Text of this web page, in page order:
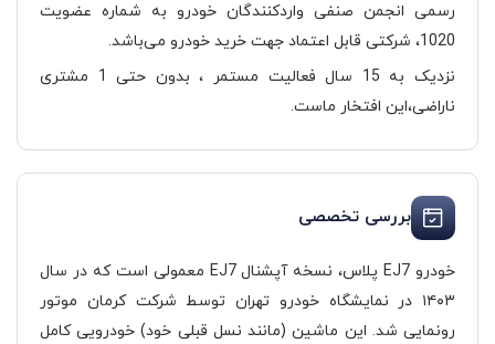
رسمی انجمن صنفی واردکنندگان خودرو به شماره عضویت
1020، شرکتی قابل اعتماد جهت خرید خودرو می‌باشد.
نزدیک به 15 سال فعالیت مستمر ، بدون حتی 1 مشتری
ناراضی،این افتخار ماست.
بررسی تخصصی
خودرو EJ7 پلاس، نسخه آپشنال EJ7 معمولی است که در سال
۱۴۰۳ در نمایشگاه خودرو تهران توسط شرکت کرمان موتور
رونمایی شد. این ماشین (مانند نسل قبلی خود) خودرویی کامل